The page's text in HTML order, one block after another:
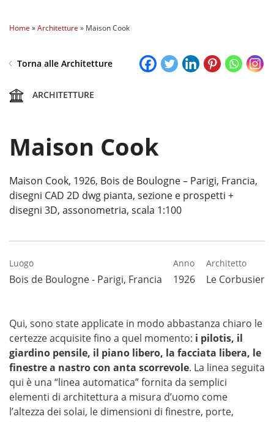
Home »Architetture » Maison Cook
Torna alle Architetture
ARCHITETTURE
Maison Cook
Maison Cook, 1926, Bois de Boulogne – Parigi, Francia,
disegni CAD 2D dwg pianta, sezione e prospetti +
disegni 3D, assonometria, scala 1:100
Luogo
Bois de Boulogne - Parigi, Francia
Anno
1926
Architetto
Le Corbusier
Qui, sono state applicate in modo abbastanza chiaro le
certezze acquisite fino a quel momento: i pilotis, il
giardino pensile, il piano libero, la facciata libera, le
finestre a nastro con anta scorrevole. La linea seguita
qui è una “linea automatica” fornita da semplici
elementi di architettura a misura d’uomo come
l’altezza dei solai, le dimensioni di finestre, porte,